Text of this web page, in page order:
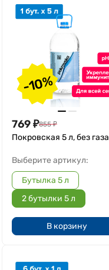
-10%
769₽855 ₽
Покровская 5 л, без газа
Выберите артикул:
Бутылка 5 л
2 бутылки 5 л
В корзину